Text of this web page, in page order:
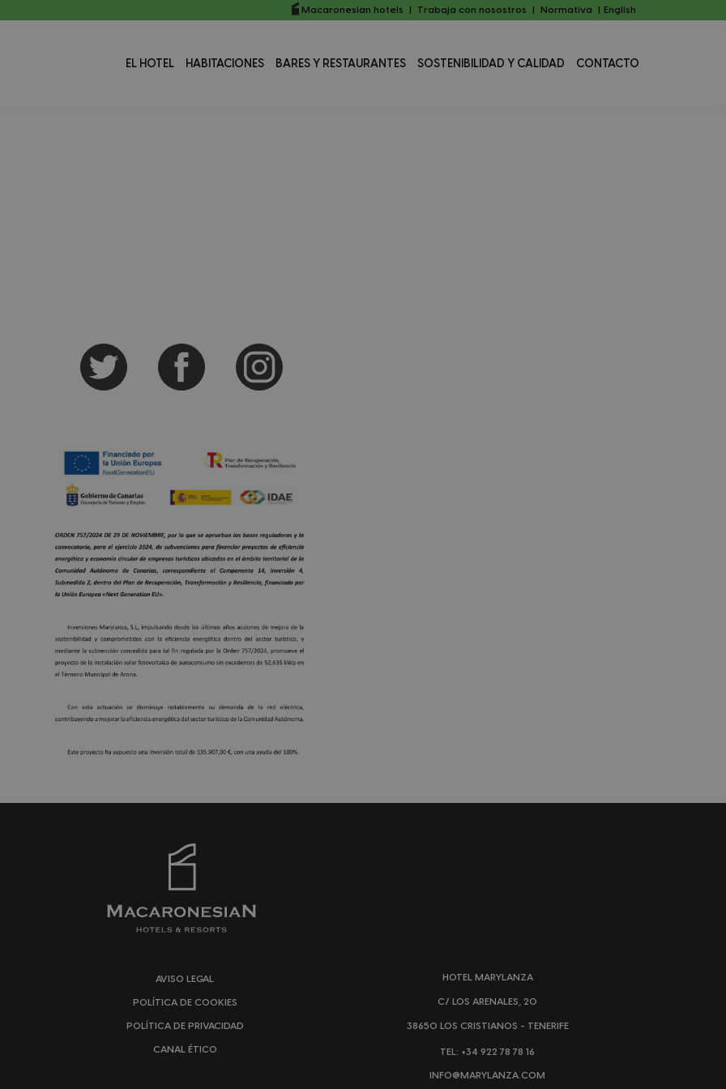
Macaronesian hotels | Trabaja con nosostros | Normativa | English
EL HOTEL HABITACIONES BARES Y RESTAURANTES SOSTENIBILIDAD Y CALIDAD CONTACTO
AVISO LEGAL
POLÍTICA DE COOKIES
POLÍTICA DE PRIVACIDAD
CANAL ÉTICO
HOTEL MARYLANZA
C/ LOS ARENALES, 20
38650 LOS CRISTIANOS - TENERIFE
TEL: +34 922 78 78 16
INFO@MARYLANZA.COM